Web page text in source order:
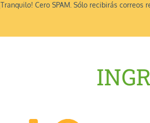
Cero SPAM. Sólo recibirás